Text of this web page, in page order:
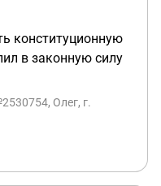
Правомерны ли
проекта
к
конституционную
в законную силу
Олег, г.